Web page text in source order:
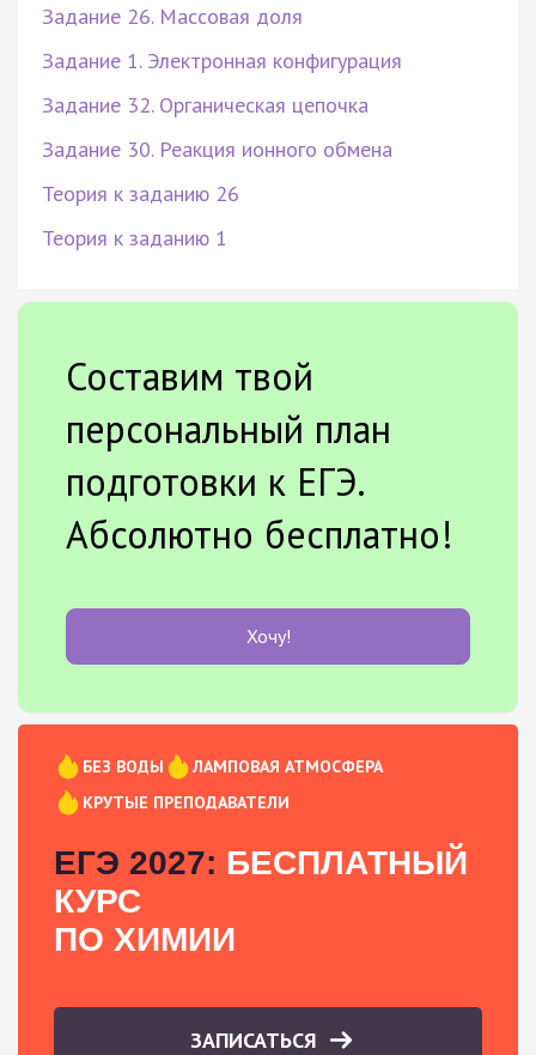
Задание 26. Массовая доля
Задание 1. Электронная конфигурация
Задание 32. Органическая цепочка
Задание 30. Реакция ионного обмена
Теория к заданию 26
Теория к заданию 1
Составим твой
персональный план
подготовки к ЕГЭ.
Абсолютно бесплатно!
Хочу!
БЕЗ ВОДЫ
ЛАМПОВАЯ АТМОСФЕРА
КРУТЫЕ ПРЕПОДАВАТЕЛИ
ЕГЭ 2027: БЕСПЛАТНЫЙ
КУРС
ПО ХИМИИ
ЗАПИСАТЬСЯ